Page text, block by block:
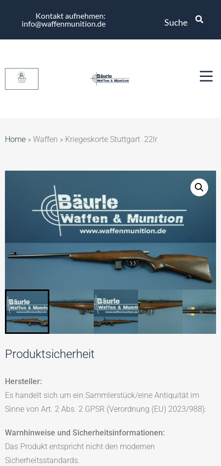
Kontakt aufnehmen:
info@waffenmunition.de
Suche
0
Home » Waffen » Kriegeskorte Stuttgart .22lr
Produktsicherheit
Hersteller:
Es handelt sich um ein Sammlerstück/eine Antiquität im
Sinne von Art. 2 Abs. 2 GPSR (Verordnung (EU) 2023/988).
Warnhinweise und Sicherheitsinformationen:
Das Produkt entspricht nicht den modernen
Sicherheitsstandards.